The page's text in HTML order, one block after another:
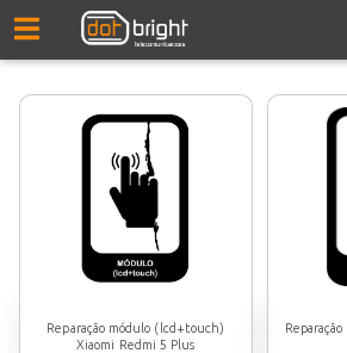
Reparação módulo (lcd+touch)
Xiaomi Redmi 5 Plus